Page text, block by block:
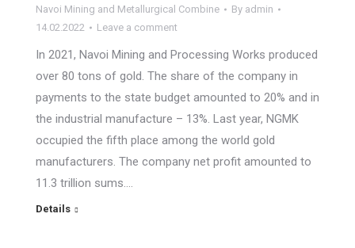
Navoi Mining and Metallurgical Combine By admin
14.02.2022
Leave a comment
In 2021, Navoi Mining and Processing Works produced
over 80 tons of gold. The share of the company in
payments to the state budget amounted to 20% and in
the industrial manufacture – 13%. Last year, NGMK
occupied the fifth place among the world gold
manufacturers. The company net profit amounted to
11.3 trillion sums.…
Details